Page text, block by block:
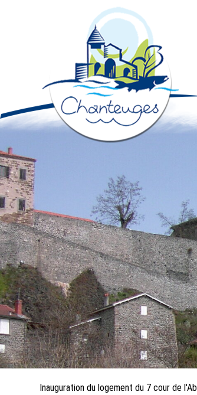
Inauguration du logement du 7 cour de